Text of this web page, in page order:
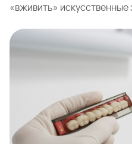
«вживить»